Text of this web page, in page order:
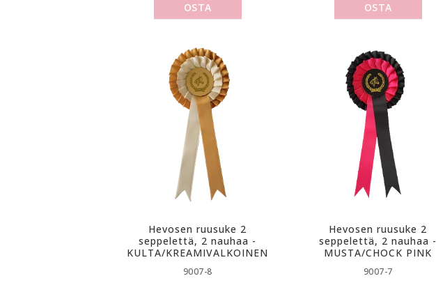
OSTA OSTA
Hevosen ruusuke 2
seppelettä, 2 nauhaa -
KULTA/KREAMIVALKOINEN
9007-8
Hevosen ruusuke 2
seppelettä, 2 nauhaa -
MUSTA/CHOCK PINK
9007-7